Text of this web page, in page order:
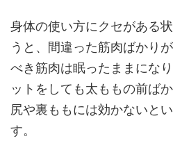
身体の使い方にクセがある
うと、間違った筋肉ばかり
べき筋肉は眠ったままにな
ットをしても太ももの前ば
尻や裏ももには効かないと
す。